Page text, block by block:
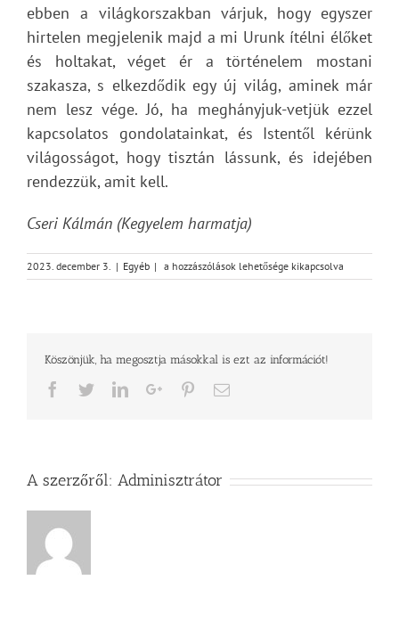
ebben a világkorszakban várjuk, hogy egyszer
hirtelen megjelenik majd a mi Urunk ítélni élőket
és holtakat, véget ér a történelem mostani
szakasza, s elkezdődik egy új világ, aminek már
nem lesz vége. Jó, ha meghányjuk-vetjük ezzel
kapcsolatos gondolatainkat, és Istentől kérünk
világosságot, hogy tisztán lássunk, és idejében
rendezzük, amit kell.
Cseri Kálmán (Kegyelem harmatja)
2023. december 3. | Egyéb | Adventi
üzenet
a hozzászólások lehetősége kikapcsolva
Köszönjük, ha megosztja másokkal is ezt az információt!
Facebook
TwitterLinkedInGoogle+PinterestEmail
A szerzőről: Adminisztrátor